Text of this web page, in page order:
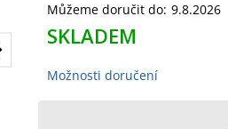
Můžeme doručit do: 9.8.2026
SKLADEM
Možnosti doručení